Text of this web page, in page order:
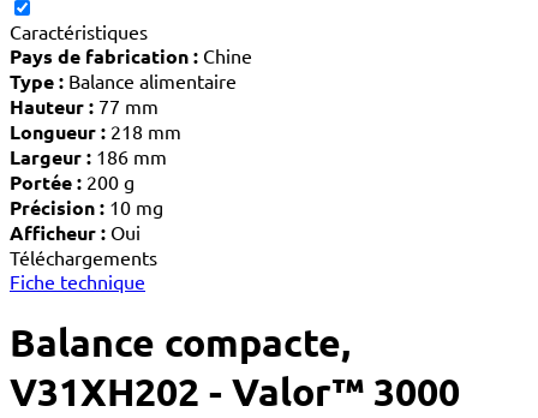
Caractéristiques
Pays de fabrication : Chine
Type : Balance alimentaire
Hauteur : 77 mm
Longueur : 218 mm
Largeur : 186 mm
Portée : 200 g
Précision : 10 mg
Afficheur : Oui
Téléchargements
Fiche technique
Balance compacte,
V31XH202 - Valor™ 3000